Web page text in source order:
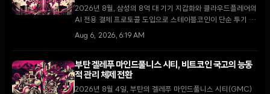
2026년 8월, 삼성의 8억 대 기기 지갑화와 클라우드플레어의
AI 전용 결제 프로토콜 도입으로 스테이블코인이 단순 투기 수
단을 넘어 글로벌 디지털 경제의 핵심 인프라로 자리 잡고 있
Aug 6, 2026, 6:19 AM
부탄 겔레푸 마인드풀니스 시티, 비트코인 국고의 능동
적 관리 체제 전환
2026년 8월 4일, 부탄의 겔레푸 마인드풀니스 시티(GMC)